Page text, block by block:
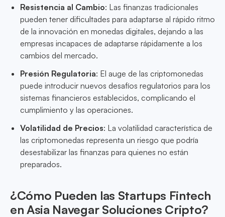
Resistencia al Cambio: Las finanzas tradicionales
pueden tener dificultades para adaptarse al rápido ritmo
de la innovación en monedas digitales, dejando a las
empresas incapaces de adaptarse rápidamente a los
cambios del mercado.
Presión Regulatoria: El auge de las criptomonedas
puede introducir nuevos desafíos regulatorios para los
sistemas financieros establecidos, complicando el
cumplimiento y las operaciones.
Volatilidad de Precios: La volatilidad característica de
las criptomonedas representa un riesgo que podría
desestabilizar las finanzas para quienes no están
preparados.
¿Cómo Pueden las Startups Fintech
en Asia Navegar Soluciones Cripto?